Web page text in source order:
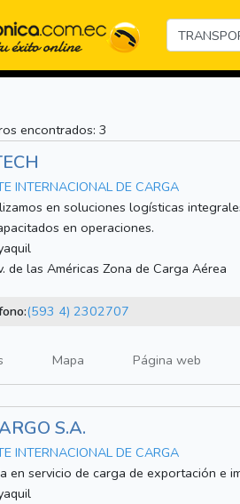
encontrados: 3
INTERNACIONAL DE CARGA
en soluciones logísticas
en operaciones.
de las Américas Zona de Carga Aérea
(593 4) 2302707
Mapa Página web
S.A.
INTERNACIONAL DE CARGA
en servicio de carga de exportación e